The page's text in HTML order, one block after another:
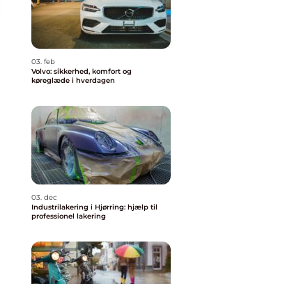
03. feb
Volvo: sikkerhed, komfort og
køreglæde i hverdagen
03. dec
Industrilakering i Hjørring: hjælp til
professionel lakering